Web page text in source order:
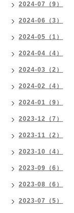
2024-07（9）
2024-06（3）
2024-05（1）
2024-04（4）
2024-03（2）
2024-02（4）
2024-01（9）
2023-12（7）
2023-11（2）
2023-10（4）
2023-09（6）
2023-08（6）
2023-07（5）